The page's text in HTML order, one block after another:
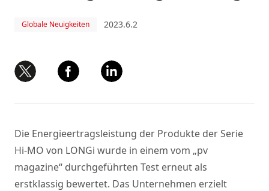
Globale Neuigkeiten 2023.6.2
Die Energieertragsleistung der Produkte der Serie
Hi-MO von LONGi wurde in einem vom „pv
magazine“ durchgeführten Test erneut als
erstklassig bewertet. Das Unternehmen erzielt